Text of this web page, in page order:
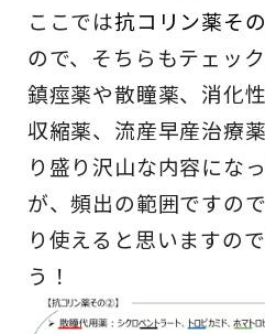
ここでは抗コリン薬そ
ので、そちらもテェッ
鎮痙薬や散瞳薬、消化
収縮薬、流産早産治療
り盛り沢山な内容にな
が、頻出の範囲ですの
り使えると思いますの
う！